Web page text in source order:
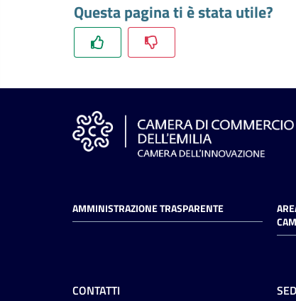
Questa pagina ti è stata utile?
AMMINISTRAZIONE TRASPARENTE
CONTATTI